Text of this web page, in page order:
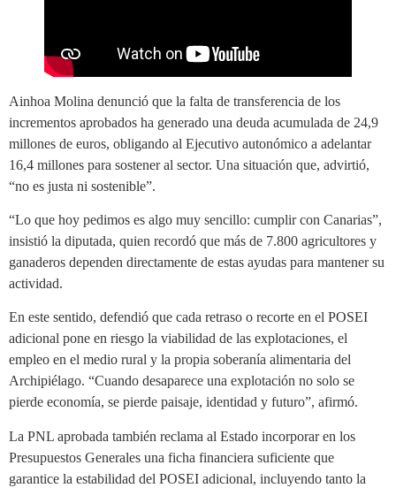
Ainhoa Molina denunció que la falta de transferencia de los
incrementos aprobados ha generado una deuda acumulada de 24,9
millones de euros, obligando al Ejecutivo autonómico a adelantar
16,4 millones para sostener al sector. Una situación que, advirtió,
“no es justa ni sostenible”.
“Lo que hoy pedimos es algo muy sencillo: cumplir con Canarias”,
insistió la diputada, quien recordó que más de 7.800 agricultores y
ganaderos dependen directamente de estas ayudas para mantener su
actividad.
En este sentido, defendió que cada retraso o recorte en el POSEI
adicional pone en riesgo la viabilidad de las explotaciones, el
empleo en el medio rural y la propia soberanía alimentaria del
Archipiélago. “Cuando desaparece una explotación no solo se
pierde economía, se pierde paisaje, identidad y futuro”, afirmó.
La PNL aprobada también reclama al Estado incorporar en los
Presupuestos Generales una ficha financiera suficiente que
garantice la estabilidad del POSEI adicional, incluyendo tanto la